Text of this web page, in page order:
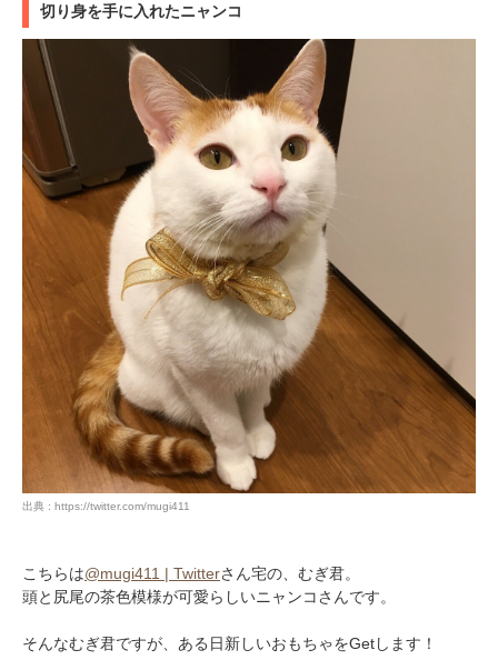
切り身を手に入れたニャンコ
出典 : https://twitter.com/mugi411
こちらは@mugi411 | Twitterさん宅の、むぎ君。
頭と尻尾の茶色模様が可愛らしいニャンコさんです。
そんなむぎ君ですが、ある日新しいおもちゃをGetします！